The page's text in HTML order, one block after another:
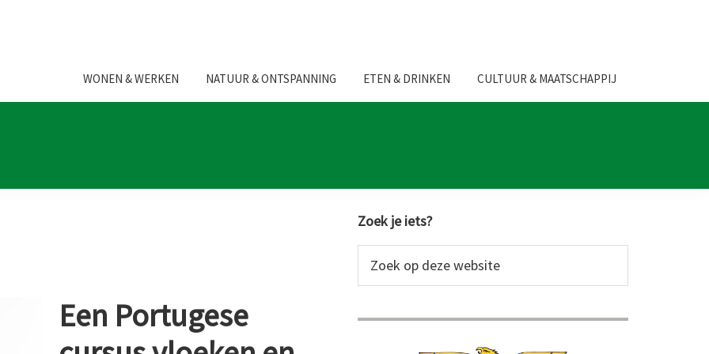
WONEN & WERKEN NATUUR & ONTSPANNING ETEN & DRINKEN CULTUUR & MAATSCHAPPIJ
Een Portugese
Primaire
Sidebar
Zoek je iets?
op
website